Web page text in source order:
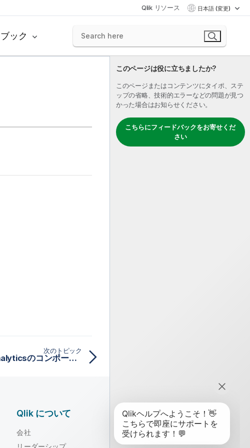
Qlik リソース 日本語 (変更)
ック
このページは役に立ちましたか?
このページまたはコンテンツにタイポ、ステ
ップの省略、技術的エラーなどの問題が見つ
かった場合はお知らせください。
こちらにフィードバックをお寄せくだ
さい
次のトピック
Azure Synapse Analyticsのコンポーネント
Qlik について
会社
リーダーシップ